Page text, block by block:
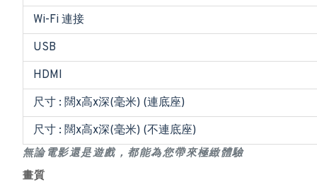
Wi-Fi 連接
USB
HDMI
尺寸 : 闊x高x深(毫米) (連底座)
尺寸 : 闊x高x深(毫米) (不連底座)
無論電影還是遊戲，都能為您帶來極緻體驗
畫質